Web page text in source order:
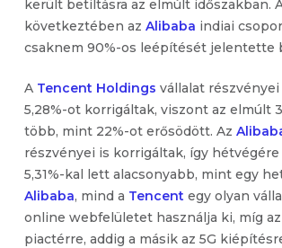
került betiltásra az elmúlt időszakban.
következtében az Alibaba indiai
csaknem 90%-os leépítését jelentette
A Tencent Holdings vállalat
5,28%-ot korrigáltak, viszont az elmúlt
több, mint 22%-ot erősödött. Az
részvényei is korrigáltak, így hétvégére
5,31%-kal lett alacsonyabb, mint egy
Alibaba, mind a Tencent egy olyan
online webfelületet használja ki, míg
piactérre, addig a másik az 5G